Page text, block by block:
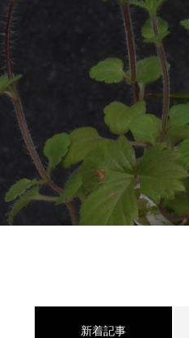
新着記事